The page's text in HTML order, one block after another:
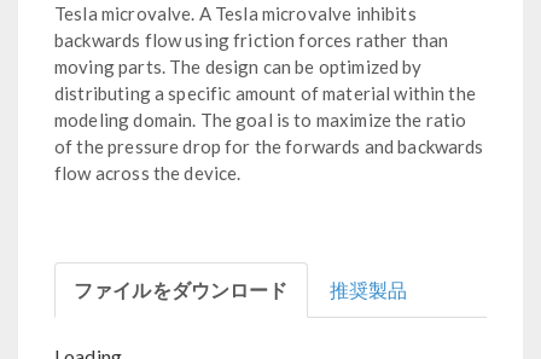
Tesla microvalve. A Tesla microvalve inhibits
backwards flow using friction forces rather than
moving parts. The design can be optimized by
distributing a specific amount of material within the
modeling domain. The goal is to maximize the ratio
of the pressure drop for the forwards and backwards
flow across the device.
ファイルをダウンロード 推奨製品